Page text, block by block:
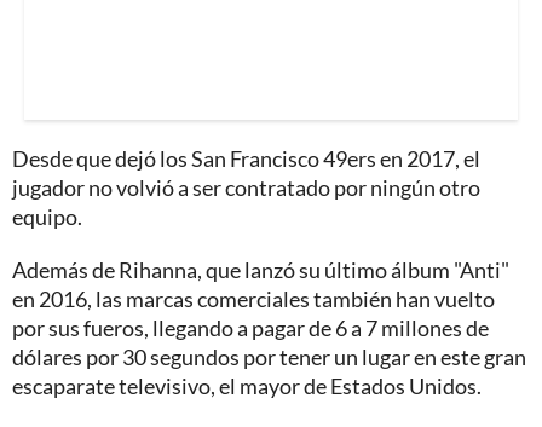
Desde que dejó los San Francisco 49ers en 2017, el
jugador no volvió a ser contratado por ningún otro
equipo.
Además de Rihanna, que lanzó su último álbum "Anti"
en 2016, las marcas comerciales también han vuelto
por sus fueros, llegando a pagar de 6 a 7 millones de
dólares por 30 segundos por tener un lugar en este gran
escaparate televisivo, el mayor de Estados Unidos.